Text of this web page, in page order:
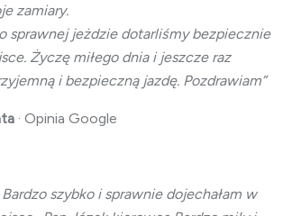
zamiary.
sprawnej jeżdzie dotarliśmy bezpiecznie
Życzę miłego dnia i jeszcze raz
i bezpieczną jazdę. Pozdrawiam”
· Opinia Google
Bardzo szybko i sprawnie dojechałam w